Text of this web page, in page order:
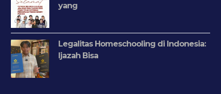
yang
Legalitas Homeschooling di Indonesia:
Ijazah Bisa